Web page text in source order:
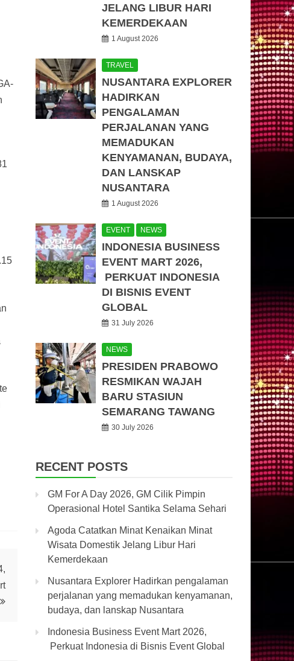
JELANG LIBUR HARI
KEMERDEKAAN
1 August 2026
TRAVEL
NUSANTARA EXPLORER
HADIRKAN
PENGALAMAN
PERJALANAN YANG
MEMADUKAN
KENYAMANAN, BUDAYA,
DAN LANSKAP
NUSANTARA
1 August 2026
EVENT NEWS
INDONESIA BUSINESS
EVENT MART 2026,
PERKUAT INDONESIA
DI BISNIS EVENT
GLOBAL
31 July 2026
NEWS
PRESIDEN PRABOWO
RESMIKAN WAJAH
BARU STASIUN
SEMARANG TAWANG
30 July 2026
RECENT POSTS
GM For A Day 2026, GM Cilik Pimpin
Operasional Hotel Santika Selama Sehari
Agoda Catatkan Minat Kenaikan Minat
Wisata Domestik Jelang Libur Hari
Kemerdekaan
Nusantara Explorer Hadirkan pengalaman
perjalanan yang memadukan kenyamanan,
budaya, dan lanskap Nusantara
Indonesia Business Event Mart 2026,
Perkuat Indonesia di Bisnis Event Global